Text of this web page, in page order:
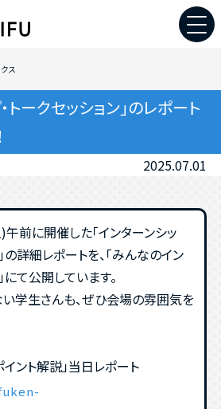
ス
トークセッション」のレポート
2025.07.01
前に開催した「インターンシッ
の詳細レポートを、「みんなのイン
て公開しています。
学生さんも、ぜひ会場の雰囲気を
ント解説」当日レポート